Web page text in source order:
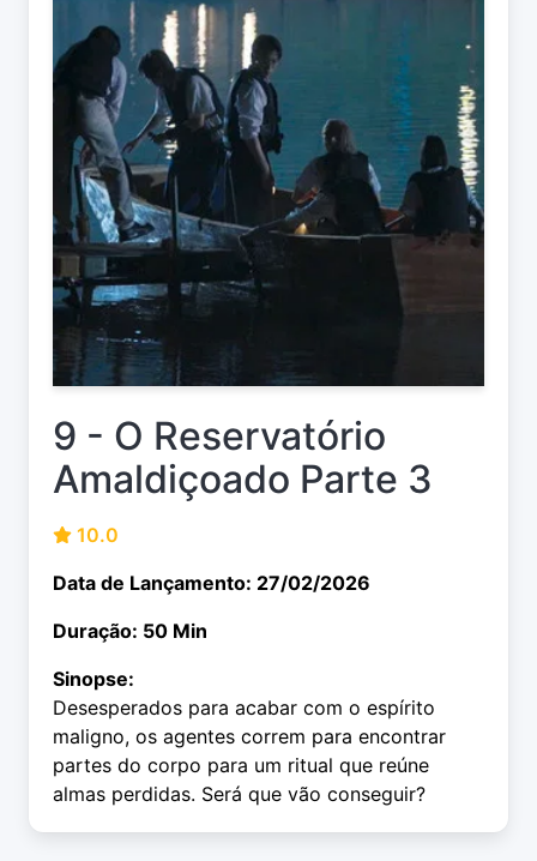
9 - O Reservatório
Amaldiçoado Parte 3
10.0
Data de Lançamento: 27/02/2026
Duração: 50 Min
Sinopse:
Desesperados para acabar com o espírito
maligno, os agentes correm para encontrar
partes do corpo para um ritual que reúne
almas perdidas. Será que vão conseguir?